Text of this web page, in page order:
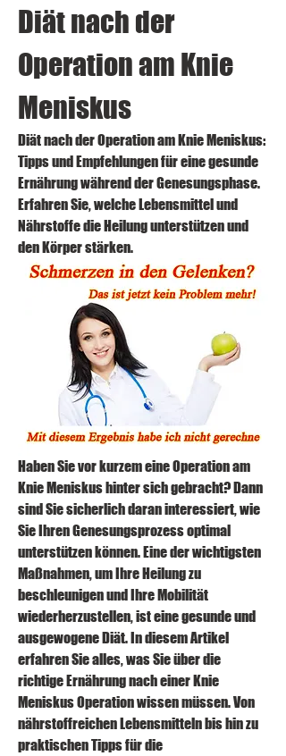
Diät nach der
Operation am Knie
Meniskus
Diät nach der Operation am Knie Meniskus:
Tipps und Empfehlungen für eine gesunde
Ernährung während der Genesungsphase.
Erfahren Sie, welche Lebensmittel und
Nährstoffe die Heilung unterstützen und
den Körper stärken.
Haben Sie vor kurzem eine Operation am
Knie Meniskus hinter sich gebracht? Dann
sind Sie sicherlich daran interessiert, wie
Sie Ihren Genesungsprozess optimal
unterstützen können. Eine der wichtigsten
Maßnahmen, um Ihre Heilung zu
beschleunigen und Ihre Mobilität
wiederherzustellen, ist eine gesunde und
ausgewogene Diät. In diesem Artikel
erfahren Sie alles, was Sie über die
richtige Ernährung nach einer Knie
Meniskus Operation wissen müssen. Von
nährstoffreichen Lebensmitteln bis hin zu
praktischen Tipps für die